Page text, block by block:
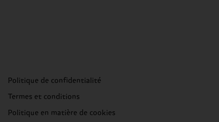
Politique de confidentialité
Termes et conditions
Politique en matière de cookies